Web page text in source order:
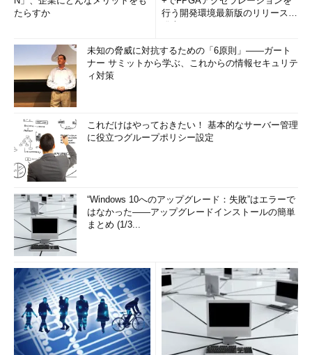
たらすか
行う開発環境最新版のリリースを
未知の脅威に対抗するための「6原則」――ガート
ナー サミットから学ぶ、これからの情報セキュリテ
ィ対策
これだけはやっておきたい！ 基本的なサーバー管理
に役立つグループポリシー設定
“Windows 10へのアップグレード：失敗”はエラーで
はなかった――アップグレードインストールの簡単
まとめ (1/3...